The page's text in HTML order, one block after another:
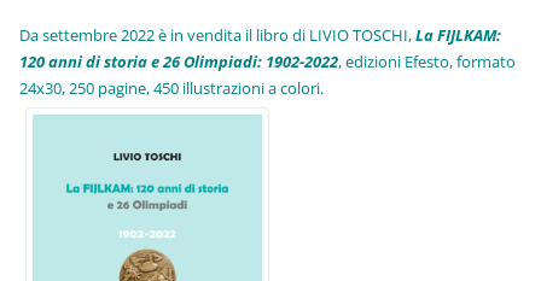
Da settembre 2022 è in vendita il libro di LIVIO TOSCHI,La FIJLKAM:
120 anni di storia e 26 Olimpiadi: 1902-2022, edizioni Efesto, formato
24x30, 250 pagine, 450 illustrazioni a colori.